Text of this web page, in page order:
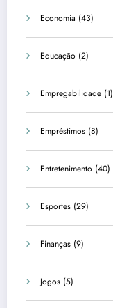
Economia (43)
Educação (2)
Empregabilidade (1)
Empréstimos (8)
Entretenimento (40)
Esportes (29)
Finanças (9)
Jogos (5)